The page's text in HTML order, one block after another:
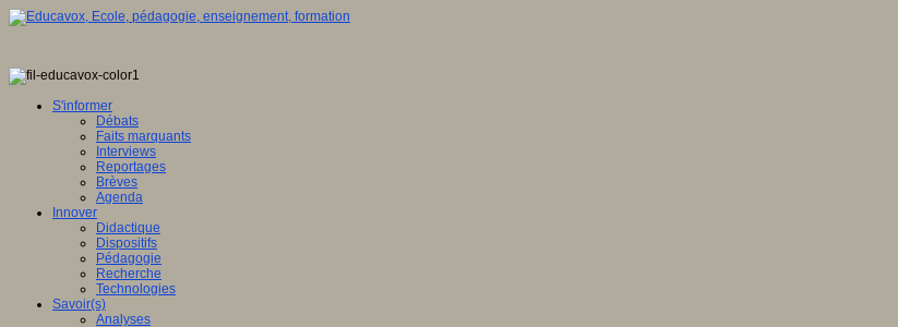
S'informer
Débats
Faits marquants
Interviews
Reportages
Brèves
Agenda
Innover
Didactique
Dispositifs
Pédagogie
Recherche
Technologies
Savoir(s)
Analyses